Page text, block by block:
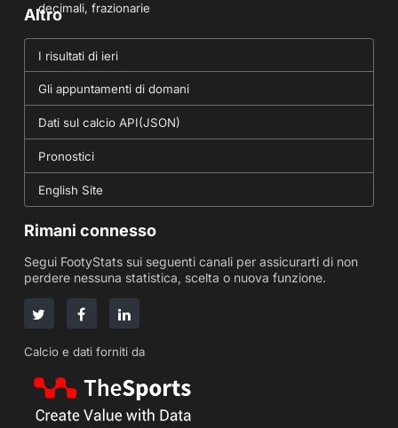
decimali, frazionarie
Altro
I risultati di ieri
Gli appuntamenti di domani
Dati sul calcio API(JSON)
Pronostici
English Site
Rimani connesso
Segui FootyStats sui seguenti canali per assicurarti di non
perdere nessuna statistica, scelta o nuova funzione.
Calcio e dati forniti da